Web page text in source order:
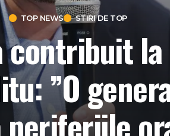
TOP NEWS STIRI DE TOP
contribuit
”O